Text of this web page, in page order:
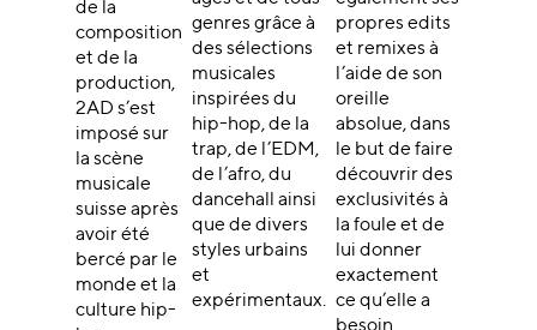
de la
composition
et de la
production,
2AD s’est
imposé sur
la scène
musicale
suisse après
avoir été
bercé par le
monde et la
culture hip-
genres grâce à
des sélections
musicales
inspirées du
hip-hop, de la
trap, de l’EDM,
de l’afro, du
dancehall ainsi
que de divers
styles urbains
et
expérimentaux.
propres edits
et remixes à
l’aide de son
oreille
absolue, dans
le but de faire
découvrir des
exclusivités à
la foule et de
lui donner
exactement
ce qu’elle a